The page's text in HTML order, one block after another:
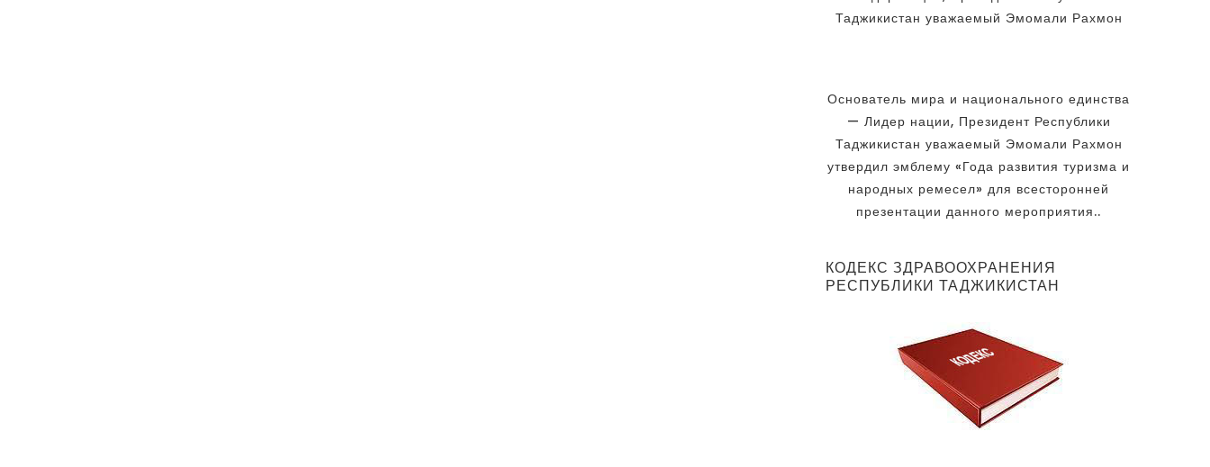
Таджикистан уважаемый Эмомали Рахмон
Основатель мира и национального единства
— Лидер нации, Президент Республики
Таджикистан уважаемый Эмомали Рахмон
утвердил эмблему «Года развития туризма и
народных ремесел» для всесторонней
презентации данного мероприятия..
КОДЕКС ЗДРАВООХРАНЕНИЯ
РЕСПУБЛИКИ ТАДЖИКИСТАН